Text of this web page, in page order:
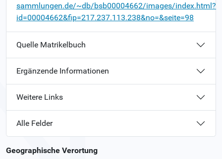
sammlungen.de/~db/bsb00004662/images/index.html?
id=00004662&fip=217.237.113.238&no=&seite=98
Quelle Matrikelbuch
Ergänzende Informationen
Weitere Links
Alle Felder
Geographische Verortung